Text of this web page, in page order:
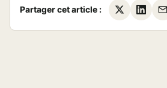
Partager cet article :